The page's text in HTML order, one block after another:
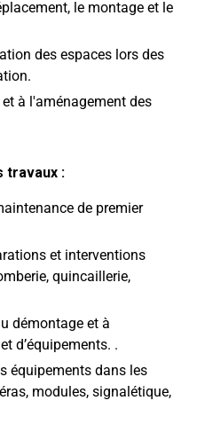
le montage et le
des espaces lors des
à l'aménagement des
travaux :
de premier
et interventions
quincaillerie,
démontage et à
d’équipements. .
équipements dans les
modules, signalétique,